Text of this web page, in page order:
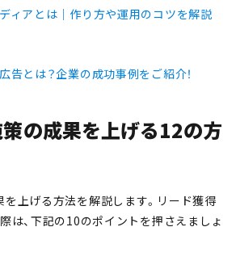
ィアとは｜作り方や運用のコツを解説
告とは？企業の成功事例をご紹介！
の成果を上げる12の方
を上げる方法を解説します。リード獲得
は、下記の10のポイントを押さえましょ